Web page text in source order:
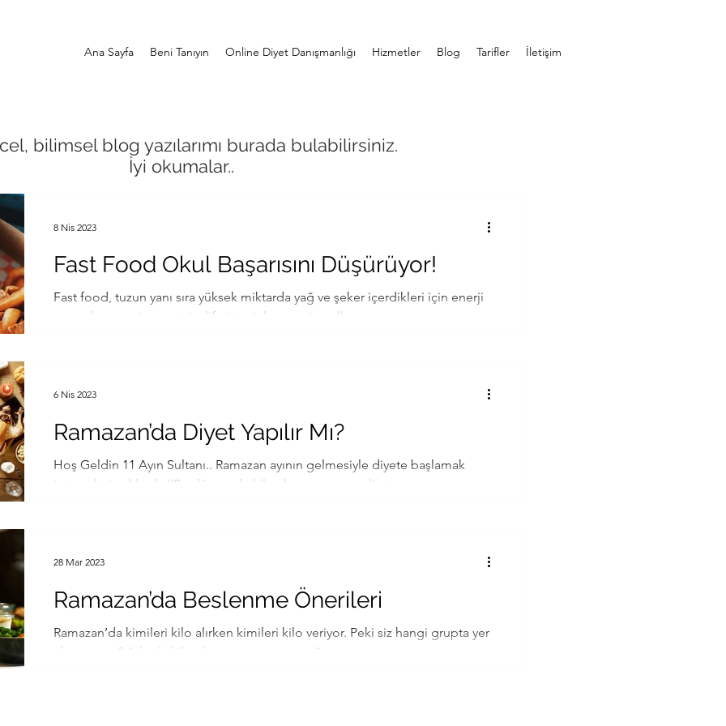
Ana Sayfa Beni Tanıyın Online Diyet Danışmanlığı Hizmetler Blog Tarifler İletişim
bilimsel blog yazılarımı burada bulabilirsiniz.
İyi okumalar..
Fast Food Okul Başarısını Düşürüyor!
Fast food, tuzun yanı sıra yüksek miktarda yağ ve şeker içerdikleri için enerji
açısından zengin, protein, lif, vitaminler ve mineraller...
8 Nis 2023
Ramazan’da Diyet Yapılır Mı?
Hoş Geldin 11 Ayın Sultanı.. Ramazan ayının gelmesiyle diyete başlamak
isteyenlerin aklında ‘’Bu dönemde kilo alır mıyım veya diyet...
6 Nis 2023
Ramazan’da Beslenme Önerileri
Ramazan’da kimileri kilo alırken kimileri kilo veriyor. Peki siz hangi grupta yer
alıyorsunuz? Aslında kilo alma ve verme mantığını...
28 Mar 2023